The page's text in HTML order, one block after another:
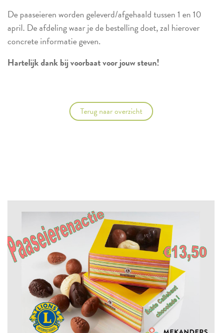
De paaseieren worden geleverd/afgehaald tussen 1 en 10
april. De afdeling waar je de bestelling doet, zal hierover
concrete informatie geven.
Hartelijk dank bij voorbaat voor jouw steun!
Terug naar overzicht